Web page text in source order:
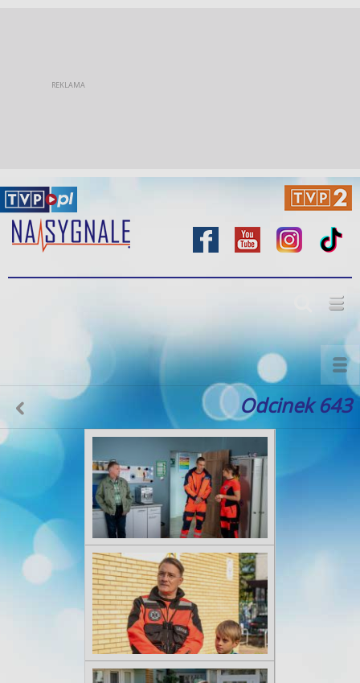
Odcinek 643